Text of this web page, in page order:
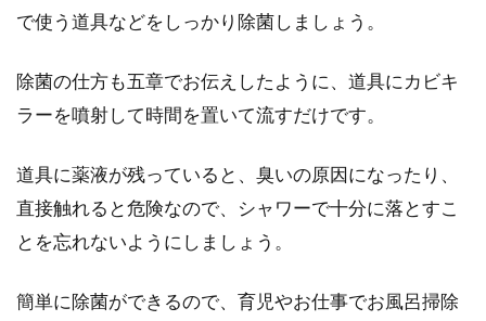
で使う道具などをしっかり除菌しましょう。
除菌の仕方も五章でお伝えしたように、道具にカビキ
ラーを噴射して時間を置いて流すだけです。
道具に薬液が残っていると、臭いの原因になったり、
直接触れると危険なので、シャワーで十分に落とすこ
とを忘れないようにしましょう。
簡単に除菌ができるので、育児やお仕事でお風呂掃除